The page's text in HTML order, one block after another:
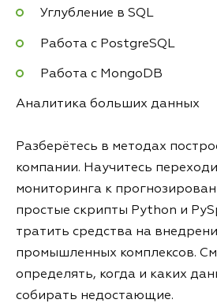
Углубление в SQL
Работа с PostgreSQL
Работа с MongoDB
Аналитика больших данных
Разберётесь в методах
компании. Научитесь
мониторинга к
простые скрипты Python и
тратить средства на
промышленных комплексов.
определять, когда и каких
собирать недостающие.